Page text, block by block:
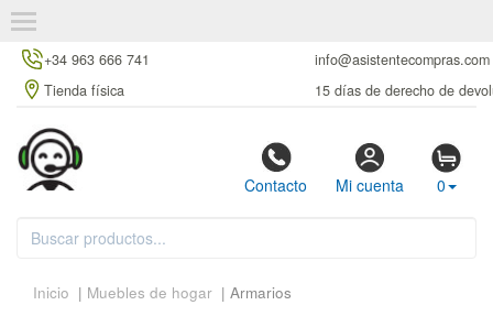
+34 963 666 741
info@asistentecompras.com
Tienda física
15 días de derecho de
Contacto Mi cuenta 0
Inicio | Muebles de hogar | Armarios